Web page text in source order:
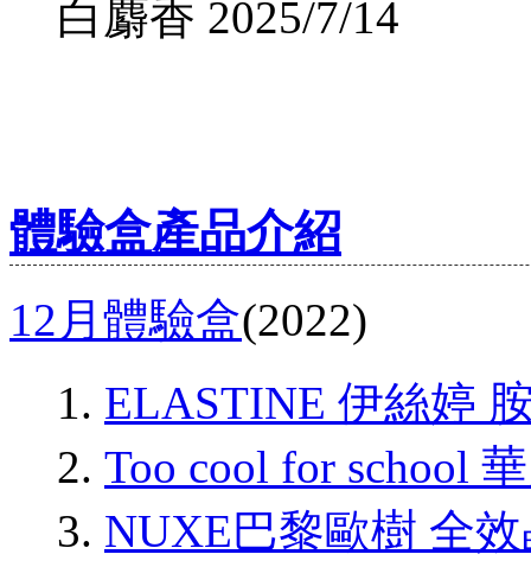
白麝香 2025/7/14
體驗盒產品介紹
12月體驗盒(2022)
ELASTINE 伊絲婷
Too cool for school
NUXE巴黎歐樹 全